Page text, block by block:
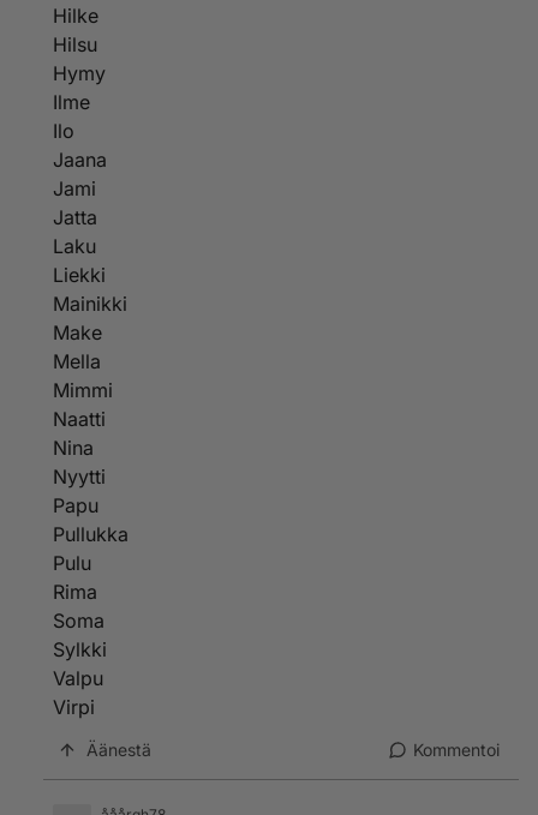
Hilke
Hilsu
Hymy
Ilme
Ilo
Jaana
Jami
Jatta
Laku
Liekki
Mainikki
Make
Mella
Mimmi
Naatti
Nina
Nyytti
Papu
Pullukka
Pulu
Rima
Soma
Sylkki
Valpu
Virpi
Äänestä Kommentoi